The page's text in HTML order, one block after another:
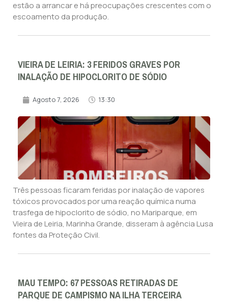
estão a arrancar e há preocupações crescentes com o
escoamento da produção.
VIEIRA DE LEIRIA: 3 FERIDOS GRAVES POR
INALAÇÃO DE HIPOCLORITO DE SÓDIO
Agosto 7, 2026 13:30
Três pessoas ficaram feridas por inalação de vapores
tóxicos provocados por uma reação química numa
trasfega de hipoclorito de sódio, no Mariparque, em
Vieira de Leiria, Marinha Grande, disseram à agência Lusa
fontes da Proteção Civil.
MAU TEMPO: 67 PESSOAS RETIRADAS DE
PARQUE DE CAMPISMO NA ILHA TERCEIRA